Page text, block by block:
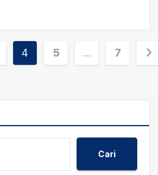
4 5 … 7
Cari